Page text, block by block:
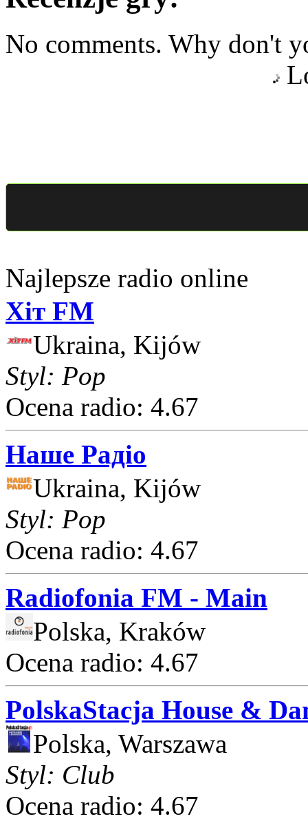
No comments. Why don't
Najlepsze radio online
Хіт FM
Ukraina, Kijów
Styl: Pop
Ocena radio: 4.67
Наше Радіо
Ukraina, Kijów
Styl: Pop
Ocena radio: 4.67
Radiofonia FM - Main
Polska, Kraków
Ocena radio: 4.67
PolskaStacja House &
Polska, Warszawa
Styl: Club
Ocena radio: 4.67